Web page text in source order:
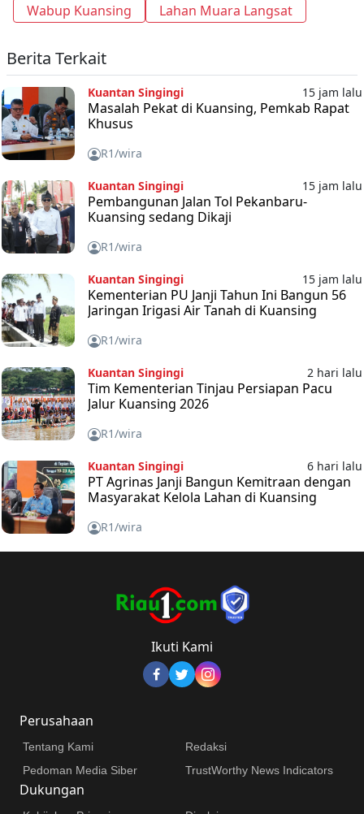
Wabup Kuansing Lahan Muara Langsat
Berita Terkait
Kuantan Singingi 15 jam lalu
Masalah Pekat di Kuansing, Pemkab Rapat
Khusus
R1/wira
Kuantan Singingi 15 jam lalu
Pembangunan Jalan Tol Pekanbaru-
Kuansing sedang Dikaji
R1/wira
Kuantan Singingi 15 jam lalu
Kementerian PU Janji Tahun Ini Bangun 56
Jaringan Irigasi Air Tanah di Kuansing
R1/wira
Kuantan Singingi 2 hari lalu
Tim Kementerian Tinjau Persiapan Pacu
Jalur Kuansing 2026
R1/wira
Kuantan Singingi 6 hari lalu
PT Agrinas Janji Bangun Kemitraan dengan
Masyarakat Kelola Lahan di Kuansing
R1/wira
Ikuti Kami
Perusahaan
Tentang Kami
Redaksi
Pedoman Media Siber
TrustWorthy News Indicators
Dukungan